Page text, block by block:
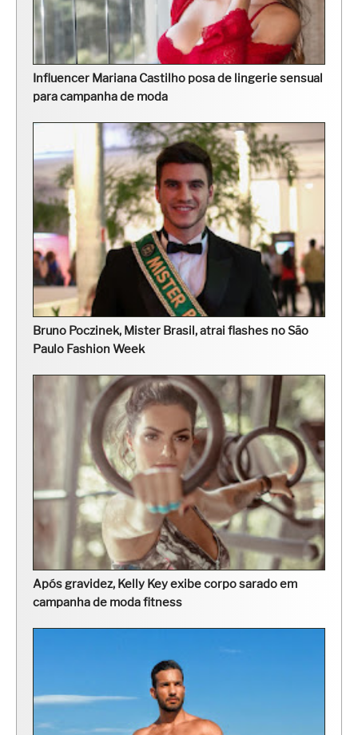
Influencer Mariana Castilho posa de lingerie sensual
para campanha de moda
Bruno Poczinek, Mister Brasil, atrai flashes no São
Paulo Fashion Week
Após gravidez, Kelly Key exibe corpo sarado em
campanha de moda fitness